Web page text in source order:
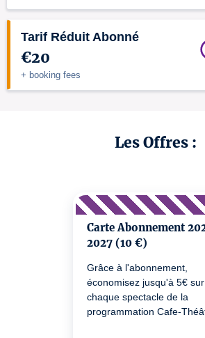
Les Offres :
Carte Abonnement
2027 (10 €)
Grâce à l'abonnement,
économisez jusqu'à 5€ sur
chaque spectacle de la
programmation Cafe-
Tarif Réduit Abonné
€20
+ booking fees